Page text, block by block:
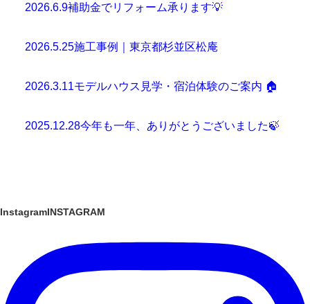
2026.6.9補助金でリフォーム承ります💡
2026.5.25施工事例｜東京都杉並区松庵
2026.3.11モデルハウス見学・宿泊体験のご案内 🏠
2025.12.28今年も一年、ありがとうございました🍃
InstagramINSTAGRAM